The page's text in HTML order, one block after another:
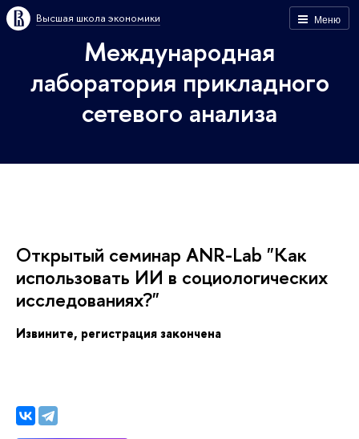
Меню
ысшая школа экономики
Международная
лаборатория прикладного
сетевого анализа
Открытый семинар ANR-Lab "Как
использовать ИИ в социологических
исследованиях?"
Извините, регистрация закончена